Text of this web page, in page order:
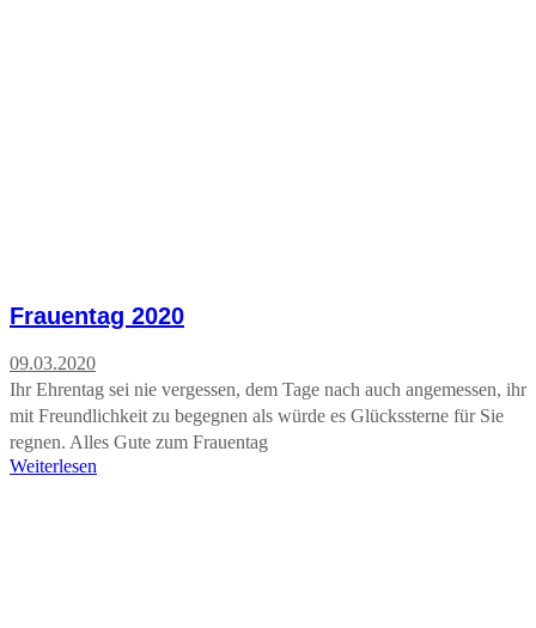
Frauentag 2020
09.03.2020
Ihr Ehrentag sei nie vergessen, dem Tage nach auch angemessen, ihr
mit Freundlichkeit zu begegnen als würde es Glückssterne für Sie
regnen. Alles Gute zum Frauentag
Weiterlesen